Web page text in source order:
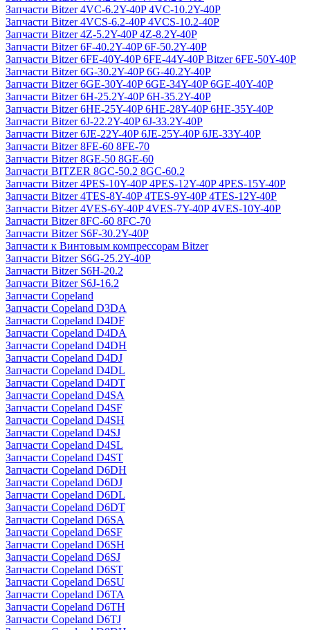
Запчасти Bitzer 4VC-6.2Y-40P 4VC-10.2Y-40P
Запчасти Bitzer 4VCS-6.2-40P 4VCS-10.2-40P
Запчасти Bitzer 4Z-5.2Y-40P 4Z-8.2Y-40P
Запчасти Bitzer 6F-40.2Y-40P 6F-50.2Y-40P
Запчасти Bitzer 6FE-40Y-40P 6FE-44Y-40P Bitzer 6FE-50Y-40P
Запчасти Bitzer 6G-30.2Y-40P 6G-40.2Y-40P
Запчасти Bitzer 6GE-30Y-40P 6GE-34Y-40P 6GE-40Y-40P
Запчасти Bitzer 6H-25.2Y-40P 6H-35.2Y-40P
Запчасти Bitzer 6HE-25Y-40P 6HE-28Y-40P 6HE-35Y-40P
Запчасти Bitzer 6J-22.2Y-40P 6J-33.2Y-40P
Запчасти Bitzer 6JE-22Y-40P 6JE-25Y-40P 6JE-33Y-40P
Запчасти Bitzer 8FE-60 8FE-70
Запчасти Bitzer 8GE-50 8GE-60
Запчасти BITZER 8GC-50.2 8GC-60.2
Запчасти Bitzer 4PES-10Y-40P 4PES-12Y-40P 4PES-15Y-40P
Запчасти Bitzer 4TES-8Y-40P 4TES-9Y-40P 4TES-12Y-40P
Запчасти Bitzer 4VES-6Y-40P 4VES-7Y-40P 4VES-10Y-40P
Запчасти Bitzer 8FC-60 8FC-70
Запчасти Bitzer S6F-30.2Y-40P
Запчасти к Винтовым компрессорам Bitzer
Запчасти Bitzer S6G-25.2Y-40P
Запчасти Bitzer S6H-20.2
Запчасти Bitzer S6J-16.2
Запчасти Copeland
Запчасти Copeland D3DA
Запчасти Copeland D4DF
Запчасти Copeland D4DA
Запчасти Copeland D4DH
Запчасти Copeland D4DJ
Запчасти Copeland D4DL
Запчасти Copeland D4DT
Запчасти Copeland D4SA
Запчасти Copeland D4SF
Запчасти Copeland D4SH
Запчасти Copeland D4SJ
Запчасти Copeland D4SL
Запчасти Copeland D4ST
Запчасти Copeland D6DH
Запчасти Copeland D6DJ
Запчасти Copeland D6DL
Запчасти Copeland D6DT
Запчасти Copeland D6SA
Запчасти Copeland D6SF
Запчасти Copeland D6SH
Запчасти Copeland D6SJ
Запчасти Copeland D6ST
Запчасти Copeland D6SU
Запчасти Copeland D6TA
Запчасти Copeland D6TH
Запчасти Copeland D6TJ